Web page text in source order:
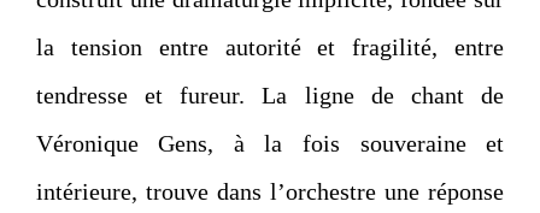
la tension entre autorité et fragilité, entre
tendresse et fureur. La ligne de chant de
Véronique Gens, à la fois souveraine et
intérieure, trouve dans l’orchestre une réponse